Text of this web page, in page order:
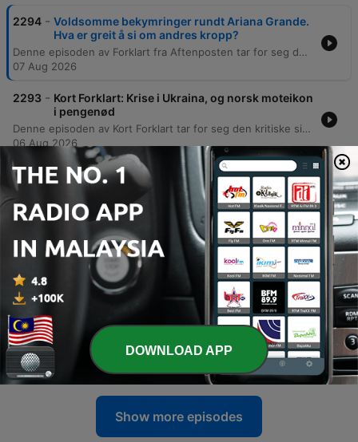
2294 - Voldsomme bekymringer rundt Ariana Grande.
Hva er greit å si om andres kropp?
Denne episoden av Forklart fra Aftenposten tar for seg den omfattende debatten som har oppstått etter Ariana Grandes nye musikkvideo. Fokus ligger på hvordan offentligheten reagerer på artistens utseende, og de etiske dilemmaene knyttet til å kommentere andres kropp i sosiale medier. Sammen med forsker Line Visting ved Oslo Universitetssykehus drøftes spiseforstyrrelser, kroppsidealer og effekten av massiv offentlig gransking. Episoden utforsker balansen mellom å uttrykke bekymring for enkeltpersoner og risikoen for å normalisere usunne idealer eller trigge sårbare mennesker.
07 Aug 2026
2293 - Kort Forklart: Krise i Ukraina, og norsk moteikon
i pengenød
Denne episoden av Kort Forklart tar for seg den kritiske situasjonen i Ukraina, der mangelen på forsvarsmissiler, spesielt Patriot-systemer, truer med å skape en katastrofe. Det diskuteres også funnet av en drone med eksplosiver på en flyplass i Tyskland og muligheten for russiske hybridangrep i Europa. Videre belyses krisemøtet til FIFA-president Gianni Infantino etter kritikk mot håndteringen av VM-salg, samt den usikre fremtiden til den norske skofabrikken i Aurland. Selskapet som lager de tradisjonsrike Aurland-skoene står i fare for nedleggelse på grunn av økonomiske utfordringer og økt konkurranse fra billigere alternativer.
06 Aug 2026
2292 - Kort Forklart: Venstresiden seirer i Det
demokratiske partiet. Endrer de kurs?
Denne episoden av Kort forklart tar for seg de politiske ettervirkningene av Abdul El-Sayeds seier i demokratenes nominasjonsvalg i Michigan. Diskusjonen belyser spenningen mellom den progressive venstresiden og partiets moderate fløy, spesielt knyttet til politikk rundt Israel og migrasjon. Videre drøftes betydningen av dette valget for det demokratiske partiets strategi frem mot presidentvalget og muligheten for å kontrollere Senatet. I tillegg dekker episoden en nylig hendelse der en del av en SpaceX Falcon 9-rakett ved et uhell krasjet i månen. Dette skapte et nytt krater på mellom 20 og 30 meter, noe som reiser spørsmål om romsøppel og kontrollert nedstigning av rakettdeler.
05 Aug 2026
2291 - Migrantstormen som avslørte Europas svakhet
Denne episoden av Forklart fra Aftenposten tar for seg den dramatiske situasjonen ved den spanske eksklaven Ceuta, der tusenvis av migranter forsøkte å krysse grensen fra Marokko. Hendelsen har ført til dødsfall og skapt stor politisk uro både i Spania og i EU, med anklager om alt fra feilinformasjon på sosiale medier til politisk press fra marokkanske myndigheter. Podkasten utforsker de underliggende årsakene til migrasjonspresset, rollen digitale plattformer spiller i å spre virale videoer som kan brukes i politisk propaganda, og utfordringene knyttet til samarbeid mellom EU og land utenfor Europa for å håndtere fremtidige migrasjonsbølger.
05 Aug 2026
2290 -
Kort Forklart: Lise Klaveness foreslås som
Infantino-arvtaker
Denne episoden av Aftenpostens podcast tar for seg det økende presset mot FIFA-president Gianni Infantino etter hans kontroversielle planer om å involvere private investorer i fotball-VM. Episoden drøfter muligheten for et presidentbytte, der den norske fotballpresidenten Lise Klavenes trekkes frem som en potensiell arvtager og motpol til Infantinos ledelsesstil. Videre belyses de geopolitiske aspektene ved FIFAs stemmesystem og utfordringene med å avsette sitt nåværende lederskap. I tillegg dekker episoden ukrainske droneangrep mot det russiske netthandelselskapet Wildberries, som anses som et legitimt mål på grunn av salg av militært utstyr. Episoden avsluttes med sportsnyheter om Ørjan Hårsjold Nylands overgang til RB Leipzig.
04 Aug 2026
Show more episodes
DOWNLOAD APP